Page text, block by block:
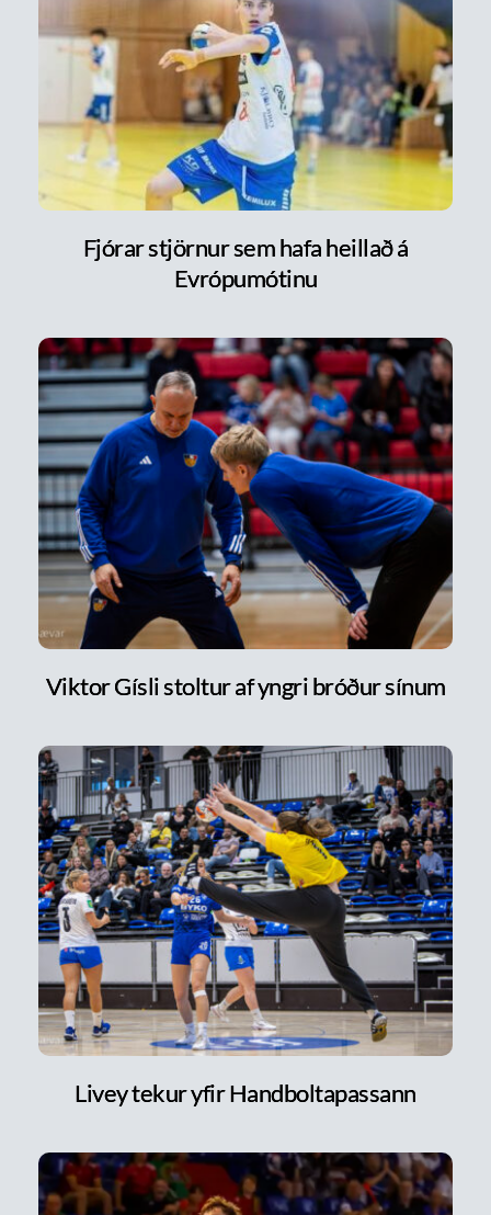
Fjórar stjörnur sem hafa heillað á
Evrópumótinu
Viktor Gísli stoltur af yngri bróður sínum
Livey tekur yfir Handboltapassann